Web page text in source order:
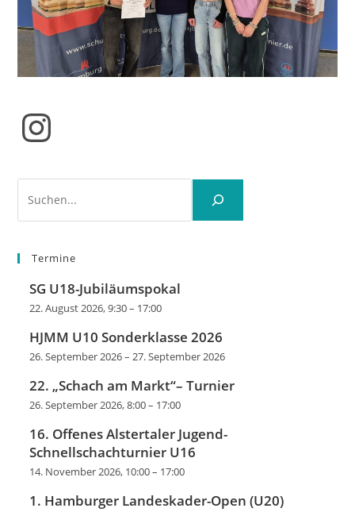
Instagram
Termine
SG U18-Jubiläumspokal
22. August 2026, 9:30– 17:00
HJMM U10 Sonderklasse 2026
26. September 2026–27. September 2026
22. „Schach am Markt“– Turnier
26. September 2026, 8:00– 17:00
16. Offenes Alstertaler Jugend-
Schnellschachturnier U16
14. November 2026, 10:00– 17:00
1. Hamburger Landeskader-Open (U20)